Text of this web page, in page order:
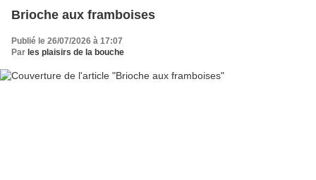
Brioche aux framboises
Publié le 26/07/2026 à 17:07
Par les plaisirs de la bouche